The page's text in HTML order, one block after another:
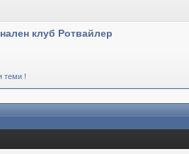
клуб Ротвайлер
теми !